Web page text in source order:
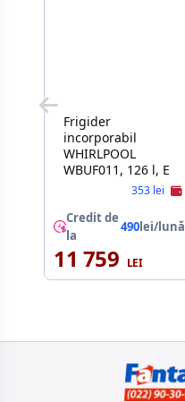
Frigider
incorporabil
WHIRLPOOL
WBUF011, 126 l, E
353 lei
Credit de
la
490lei/lună
11 759